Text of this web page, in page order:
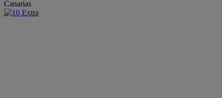
Canarias